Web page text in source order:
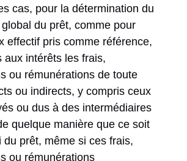
cas, pour la détermination du
du prêt, comme pour
effectif pris comme référence,
aux intérêts les frais,
ou rémunérations de toute
ou indirects, y compris ceux
ou dus à des intermédiaires
quelque manière que ce soit
du prêt, même si ces frais,
ou rémunérations